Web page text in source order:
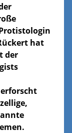
hat
der